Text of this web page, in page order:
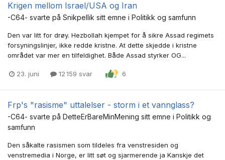
Krigen mellom Israel/USA og Iran
-C64- svarte på Snikpellik sitt emne i Politikk og samfunn
Den var litt for drøy. Hezbollah kjempet for å sikre Assad regimets
forsyningslinjer, ikke redde kristne. At dette skjedde i kristne
området var mer en tilfeldighet. Både Assad styrker OG...
23. juni 12 159 svar 6
Frp's "rasisme" uttalelser - storm i et vannglass?
-C64- svarte på DetteErBareMinMening sitt emne i Politikk og
samfunn
Den såkalte rasismen som tildeles fra venstresiden og
venstremedia i Norge, er litt søt og sjarmerende ja Kanskje det